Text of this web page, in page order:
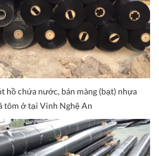
hồ chứa nước, bán màng (bạt) nhựa
tôm ở tại Vinh Nghệ An